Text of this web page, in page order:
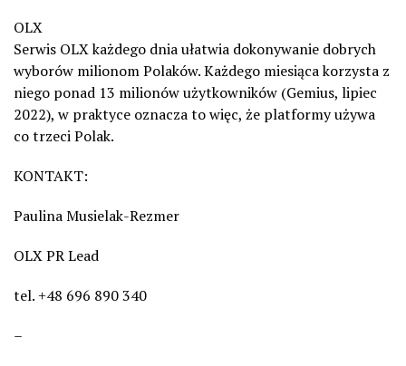
OLX
Serwis OLX każdego dnia ułatwia dokonywanie dobrych
wyborów milionom Polaków. Każdego miesiąca korzysta z
niego ponad 13 milionów użytkowników (Gemius, lipiec
2022), w praktyce oznacza to więc, że platformy używa
co trzeci Polak.
KONTAKT:
Paulina Musielak-Rezmer
OLX PR Lead
tel. +48 696 890 340
–